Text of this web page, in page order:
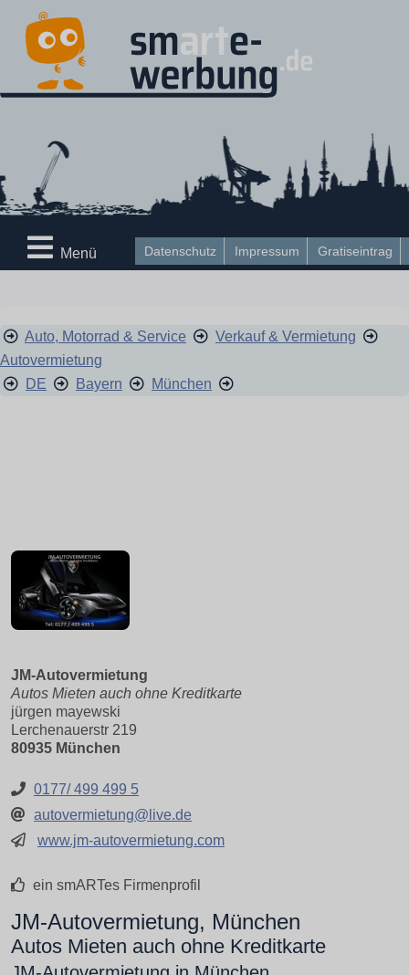
Datenschutz Impressum Gratiseintrag
Menü
Auto, Motorrad & Service
Verkauf & Vermietung
Autovermietung
DE
Bayern München
JM-Autovermietung
Autos Mieten auch ohne Kreditkarte
jürgen mayewski
Lerchenauerstr 219
80935 München
0177/ 499 499 5
autovermietung@live.de
www.jm-autovermietung.com
ein smARTes Firmenprofil
JM-Autovermietung, München
Autos Mieten auch ohne Kreditkarte